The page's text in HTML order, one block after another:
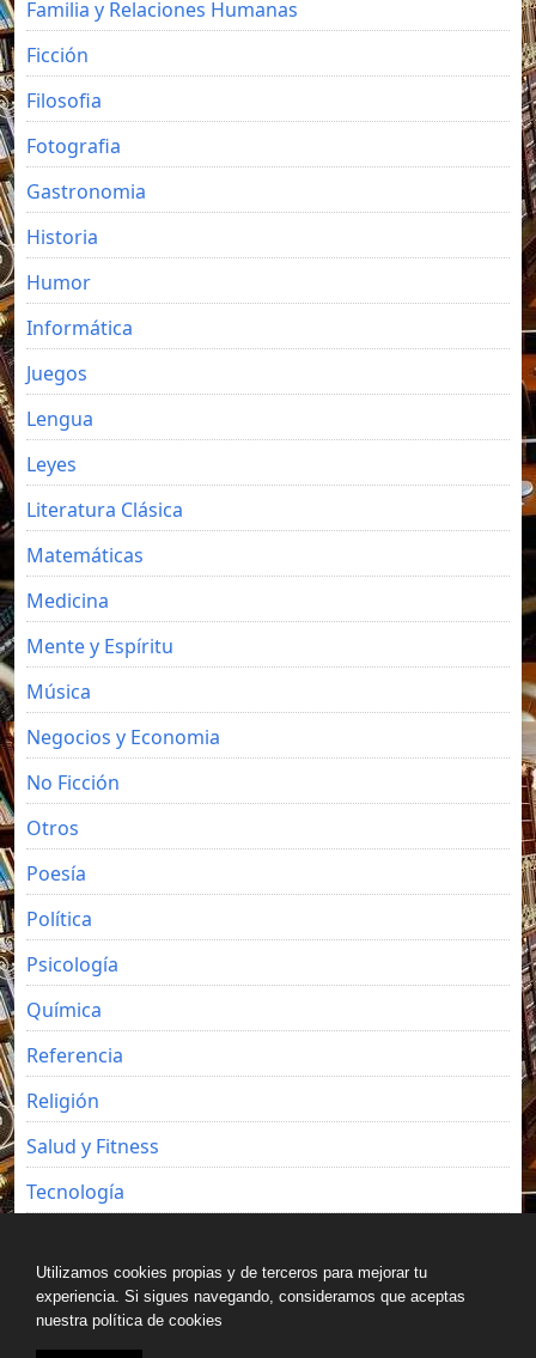
Familia y Relaciones Humanas
Ficción
Filosofia
Fotografia
Gastronomia
Historia
Humor
Informática
Juegos
Lengua
Leyes
Literatura Clásica
Matemáticas
Medicina
Mente y Espíritu
Música
Negocios y Economia
No Ficción
Otros
Poesía
Política
Psicología
Química
Referencia
Religión
Salud y Fitness
Tecnología
Utilizamos cookies propias y de terceros para mejorar tu
experiencia. Si sigues navegando, consideramos que aceptas
nuestra política de cookies